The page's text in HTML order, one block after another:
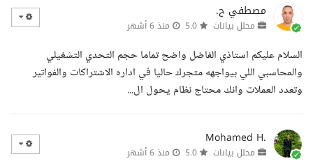
مصطفي ح.
محلل بيانات منذ 6 أشهر
السلام عليكم استاذي الفاضل واضح تماما حجم التحدي التشغيلي
والمحاسبي اللي بيواجهه متجرك حاليا في اداره الاشتراكات والفواتير
وتعدد العملات وانك محتاج نظام يحول ال...
Mohamed H.
محلل بيانات منذ 6 أشهر